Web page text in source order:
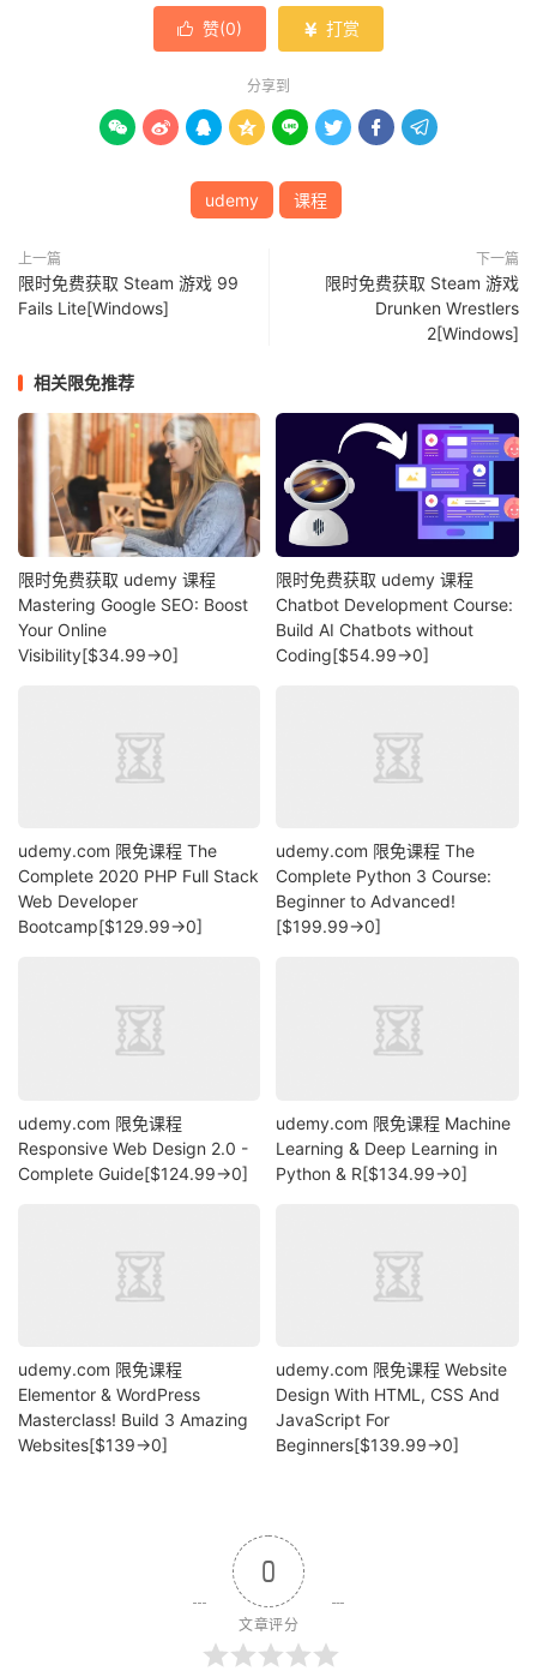
 赞(0)  打赏
分享到
       
udemy 课程
上一篇
限时免费获取 Steam 游戏 99
Fails Lite[Windows]
下一篇
限时免费获取 Steam 游戏
Drunken Wrestlers
2[Windows]
相关限免推荐
限时免费获取 udemy 课程
Mastering Google SEO: Boost
Your Online
Visibility[$34.99→0]
限时免费获取 udemy 课程
Chatbot Development Course:
Build AI Chatbots without
Coding[$54.99→0]
udemy.com 限免课程 The
Complete 2020 PHP Full Stack
Web Developer
Bootcamp[$129.99→0]
udemy.com 限免课程 The
Complete Python 3 Course:
Beginner to Advanced!
[$199.99→0]
udemy.com 限免课程
Responsive Web Design 2.0 -
Complete Guide[$124.99→0]
udemy.com 限免课程 Machine
Learning & Deep Learning in
Python & R[$134.99→0]
udemy.com 限免课程
Elementor & WordPress
Masterclass! Build 3 Amazing
Websites[$139→0]
udemy.com 限免课程 Website
Design With HTML, CSS And
JavaScript For
Beginners[$139.99→0]
0
文章评分